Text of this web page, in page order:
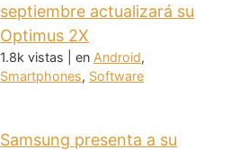
septiembre actualizará su
Optimus 2X
1.8k vistas en Android,
Smartphones, Software
Samsung presenta a su